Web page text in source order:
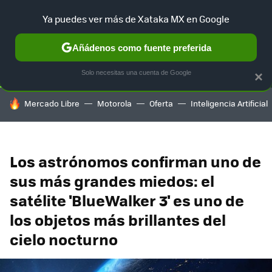
SELECCIÓN GAMING HOME AUTO TERRITORIO
HOY SE HABLA DE
Mercado Libre Motorola Oferta Inteligencia Artificial
Los astrónomos confirman uno de
sus más grandes miedos: el
satélite 'BlueWalker 3' es uno de
los objetos más brillantes del
cielo nocturno
×
Ya puedes ver más de Xataka MX en Google
Añádenos como fuente preferida
Solo necesitas una cuenta de Google